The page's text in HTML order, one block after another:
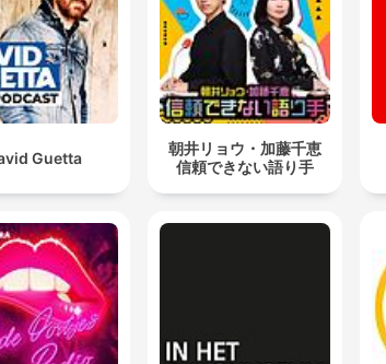
Guetta
朝井リョウ・加藤千恵
信頼できない語り手